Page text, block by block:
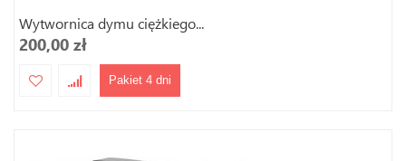
Wytwornica dymu ciężkiego...
200,00 zł
Pakiet 4 dni